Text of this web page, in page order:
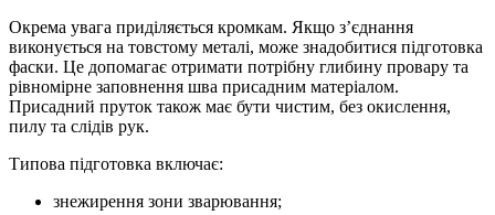
Окрема увага приділяється кромкам. Якщо з’єднання
виконується на товстому металі, може знадобитися підготовка
фаски. Це допомагає отримати потрібну глибину провару та
рівномірне заповнення шва присадним матеріалом.
Присадний пруток також має бути чистим, без окислення,
пилу та слідів рук.
Типова підготовка включає:
знежирення зони зварювання;